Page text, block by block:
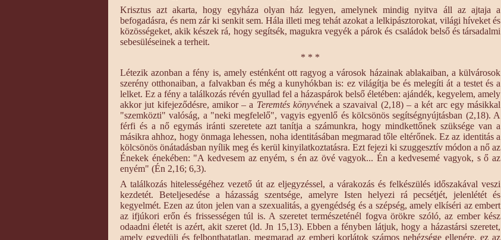
Krisztus azt akarta, hogy egyháza olyan ház legyen, amelynek mindig nyitva áll az ajtaja a
befogadásra, és nem zár ki senkit sem. Hála illeti meg tehát azokat a lelkipásztorokat, világi híveket és
közösségeket, akik készek rá, hogy segítsék, magukra vegyék a párok és családok belső és társadalmi
sebesüléseinek a terheit.
* * *
Létezik azonban a fény is, amely esténként ott ragyog a városok házainak ablakaiban, a külvárosok
szerény otthonaiban, a falvakban és még a kunyhókban is: ez világítja be és melegíti át a testet és a
lelket. Ez a fény a találkozás révén gyullad fel a házaspárok belső életében: ajándék, kegyelem, amely
akkor jut kifejeződésre, amikor – a Teremtés könyvének a szavaival (2,18) – a két arc egy másikkal
"szemközti" valóság, a "neki megfelelő", vagyis egyenlő és kölcsönös segítségnyújtásban (2,18). A
férfi és a nő egymás iránti szeretete azt tanítja a számunkra, hogy mindkettőnek szüksége van a
másikra ahhoz, hogy önmaga lehessen, noha identitásában megmarad tőle eltérőnek. Ez az identitás a
kölcsönös önátadásban nyílik meg és kerül kinyilatkoztatásra. Ezt fejezi ki szuggesztív módon a nő az
Énekek énekében: "A kedvesem az enyém, s én az övé vagyok... Én a kedvesemé vagyok, s ő az
enyém" (Én 2,16; 6,3).
A találkozás hitelességéhez vezető út az eljegyzéssel, a várakozás és felkészülés időszakával veszi
kezdetét. Beteljesedése a házasság szentsége, amelyre Isten helyezi rá pecsétjét, jelenlétét és
kegyelmét. Ezen az úton jelen van a szexualitás, a gyengédség és a szépség, amely elkíséri az embert
az ifjúkori erőn és frissességen túl is. A szeretet természeténél fogva örökre szóló, az ember kész
odaadni életét is azért, akit szeret (ld. Jn 15,13). Ebben a fényben látjuk, hogy a házastársi szeretet,
amely egyedüli és felbonthatatlan, megmarad az emberi korlátok számos nehézsége ellenére, ez az